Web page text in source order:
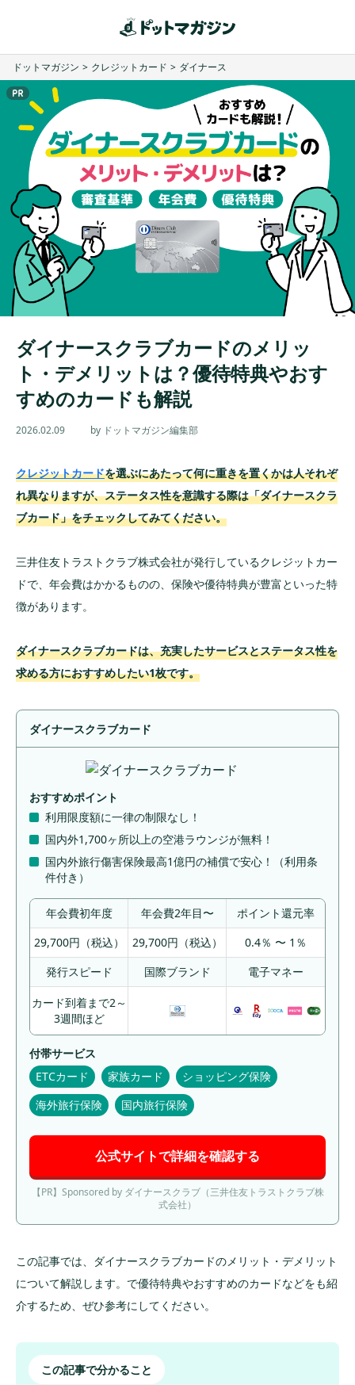
ドットマガジン > クレジットカード > ダイナース
ダイナースクラブカードのメリッ
ト・デメリットは？優待特典やおす
すめのカードも解説
2026.02.09 by ドットマガジン編集部
クレジットカードを選ぶにあたって何に重きを置くかは人それぞ
れ異なりますが、ステータス性を意識する際は「ダイナースクラ
ブカード」をチェックしてみてください。
三井住友トラストクラブ株式会社が発行しているクレジットカー
ドで、年会費はかかるものの、保険や優待特典が豊富といった特
徴があります。
ダイナースクラブカードは、充実したサービスとステータス性を
求める方におすすめしたい1枚です。
ダイナースクラブカード
おすすめポイント
利用限度額に一律の制限なし！
国内外1,700ヶ所以上の空港ラウンジが無料！
国内外旅行傷害保険最高1億円の補償で安心！（利用条
件付き）
年会費初年度 年会費2年目〜
ポイント還元率
29,700円（税込）
29,700円（税込）
0.4％ 〜 1％
発行スピード
国際ブランド 電子マネー
カード到着まで2～
3週間ほど
付帯サービス
ETCカード
家族カード
ショッピング保険
海外旅行保険
国内旅行保険
公式サイトで詳細を確認する
【PR】Sponsored by ダイナースクラブ（三井住友トラストクラブ株
式会社）
この記事では、ダイナースクラブカードのメリット・デメリット
について解説します。で優待特典やおすすめのカードなどをも紹
介するため、ぜひ参考にしてください。
この記事で分かること